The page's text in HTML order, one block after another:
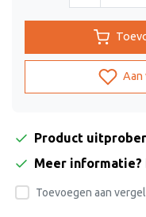
Aan
Product
Meer informatie?
Toevoegen aan